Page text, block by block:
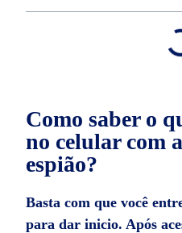
Como saber o
no celular com
espião?
Basta com que você
para dar inicio. Após